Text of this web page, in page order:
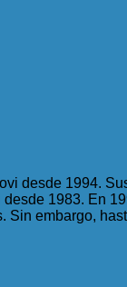
desde 1994.
1983. En
embargo,